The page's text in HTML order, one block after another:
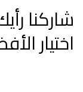
شاركنا
اختيار